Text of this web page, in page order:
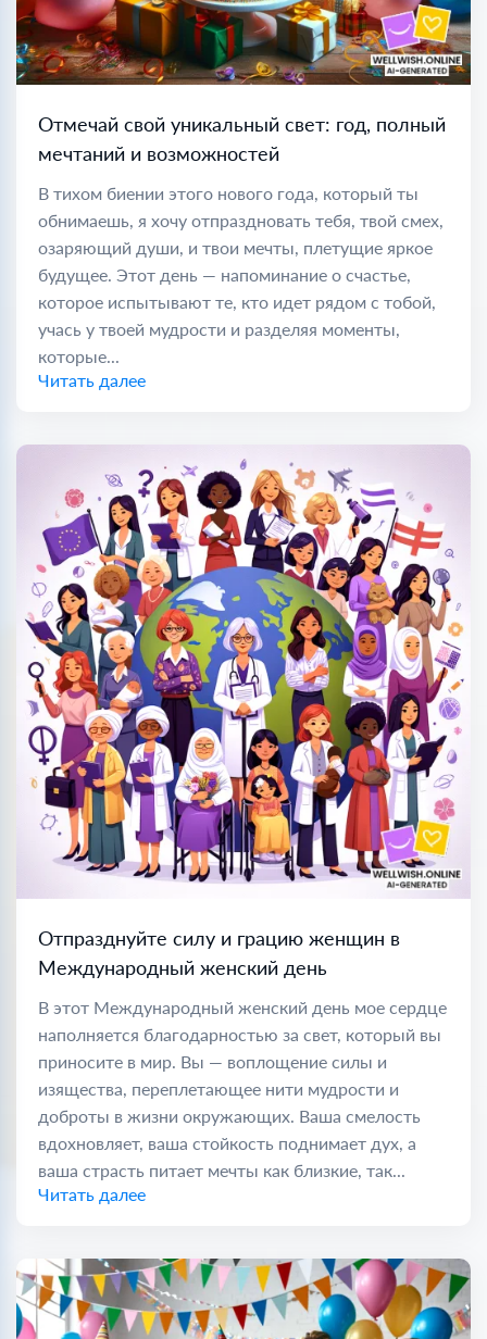
Отмечай свой уникальный свет: год, полный
мечтаний и возможностей
В тихом биении этого нового года, который ты
обнимаешь, я хочу отпраздновать тебя, твой смех,
озаряющий души, и твои мечты, плетущие яркое
будущее. Этот день — напоминание о счастье,
которое испытывают те, кто идет рядом с тобой,
учась у твоей мудрости и разделяя моменты,
которые...
Читать далее
Отпразднуйте силу и грацию женщин в
Международный женский день
В этот Международный женский день мое сердце
наполняется благодарностью за свет, который вы
приносите в мир. Вы — воплощение силы и
изящества, переплетающее нити мудрости и
доброты в жизни окружающих. Ваша смелость
вдохновляет, ваша стойкость поднимает дух, а
ваша страсть питает мечты как близкие, так...
Читать далее